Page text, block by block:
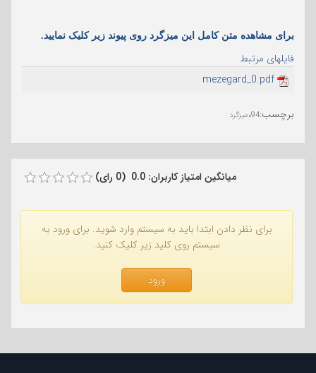
برای مشاهده متن کامل این میزگرد روی پیوند زیر کلیک نمایید.
فایلهای مرتبط
mezegard_0.pdf
برچسب:
94،میزگرد
میانگین امتیاز کاربران: 0.0 (0 رای)
برای نظر دادن ابتدا باید به سیستم وارد شوید. برای ورود به
سیستم روی کلید زیر کلیک کنید.
ورود